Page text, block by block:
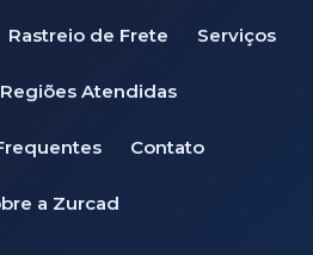
Rastreio de Frete Serviços
Regiões Atendidas
Contato
a Zurcad